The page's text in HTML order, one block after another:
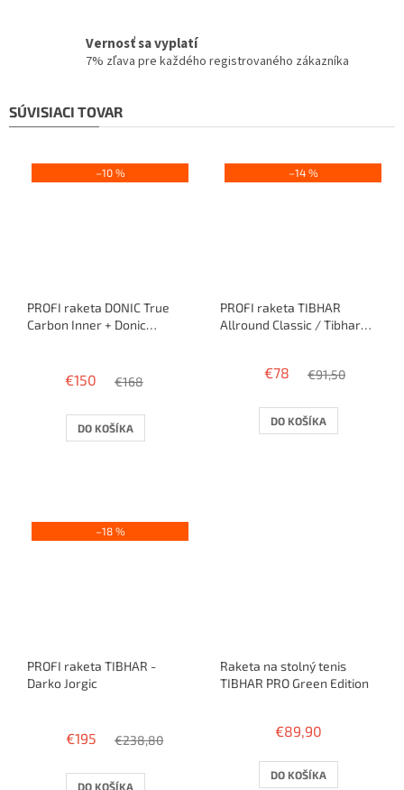
Vernosť sa vyplatí
7% zľava pre každého registrovaného zákazníka
SÚVISIACI TOVAR
–10 %
PROFI raketa DONIC True
Carbon Inner + Donic
produktu
3,4
z
€150 €168
DO KOŠÍKA
–14 %
PROFI raketa TIBHAR
Allround Classic / Tibhar
€78 €91,50
DO KOŠÍKA
–18 %
PROFI raketa TIBHAR -
Darko Jorgic
produktu
4,0
€195 €238,80
DO KOŠÍKA
Raketa na stolný tenis
TIBHAR PRO Green Edition
€89,90
DO KOŠÍKA